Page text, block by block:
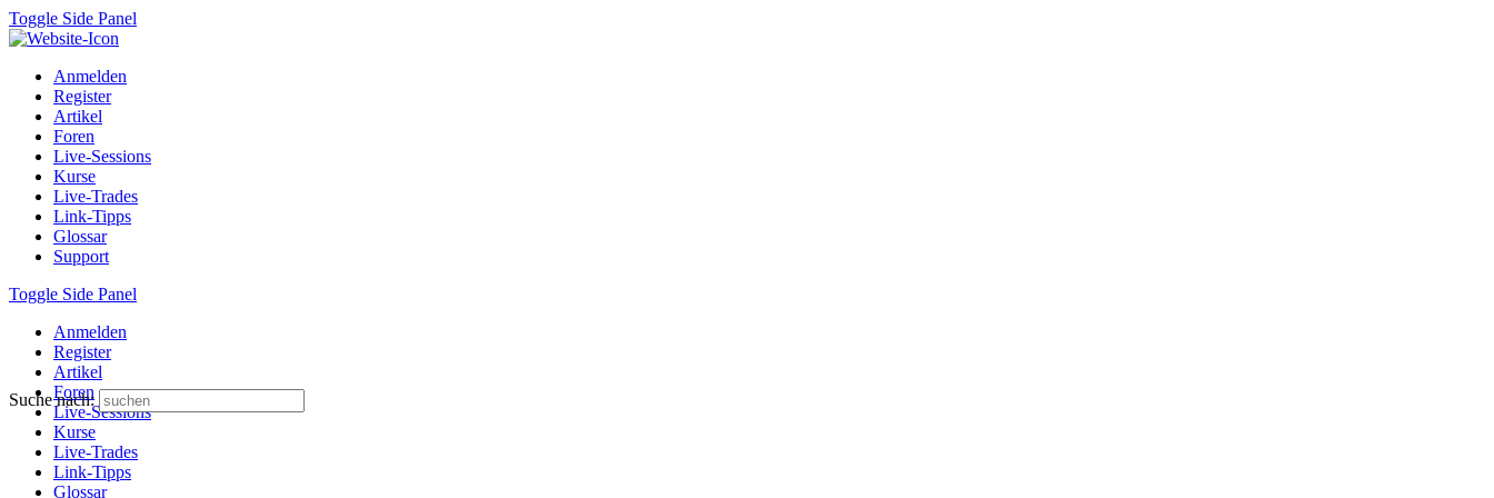
Toggle Side Panel
Anmelden
Register
Artikel
Foren
Live-Sessions
Kurse
Live-Trades
Link-Tipps
Glossar
Support
Toggle Side Panel
Anmelden
Register
Artikel
Foren
Live-Sessions
Kurse
Live-Trades
Link-Tipps
Glossar
Suche nach: